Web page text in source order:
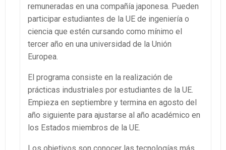
remuneradas en una compañía japonesa. Pueden
participar estudiantes de la UE de ingeniería o
ciencia que estén cursando como mínimo el
tercer año en una universidad de la Unión
Europea.
El programa consiste en la realización de
prácticas industriales por estudiantes de la UE.
Empieza en septiembre y termina en agosto del
año siguiente para ajustarse al año académico en
los Estados miembros de la UE.
Los objetivos son conocer las tecnologías más